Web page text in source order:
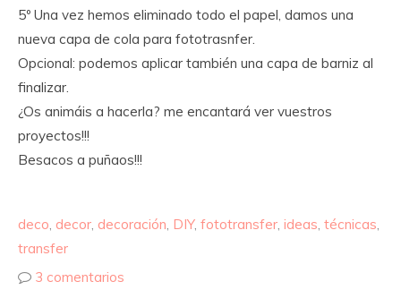
5º Una vez hemos eliminado todo el papel, damos una
nueva capa de cola para fototrasnfer.
Opcional: podemos aplicar también una capa de barniz al
finalizar.
¿Os animáis a hacerla? me encantará ver vuestros
proyectos!!!
Besacos a puñaos!!!
deco decor decoración DIY, fototransfer ideas técnicas
transfer
3 comentarios